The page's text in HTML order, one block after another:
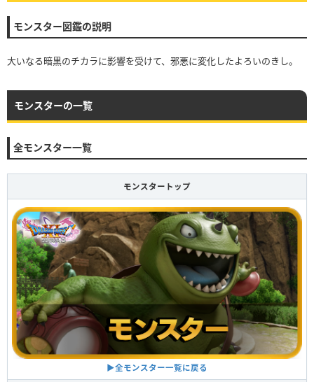
モンスター図鑑の説明
大いなる暗黒のチカラに影響を受けて、邪悪に変化したよろいのきし。
モンスターの一覧
全モンスター一覧
モンスタートップ
▶全モンスター一覧に戻る